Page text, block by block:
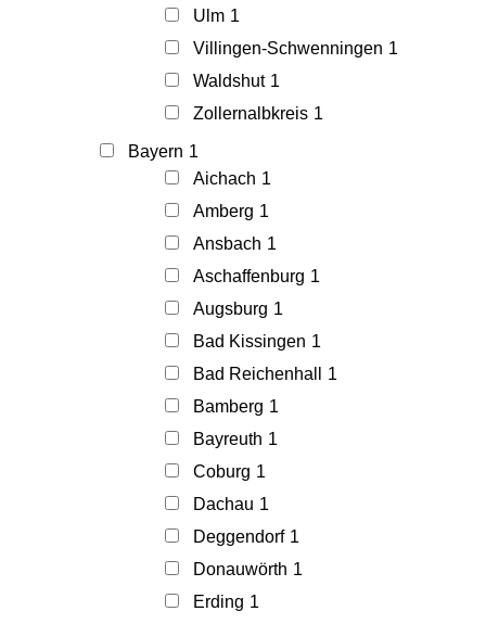
Ulm 1
Villingen-Schwenningen 1
Waldshut 1
Zollernalbkreis 1
Bayern 1
Aichach 1
Amberg 1
Ansbach 1
Aschaffenburg 1
Augsburg 1
Bad Kissingen 1
Bad Reichenhall
1
Bamberg 1
Bayreuth 1
Coburg 1
Dachau 1
Deggendorf 1
Donauwörth 1
Erding 1